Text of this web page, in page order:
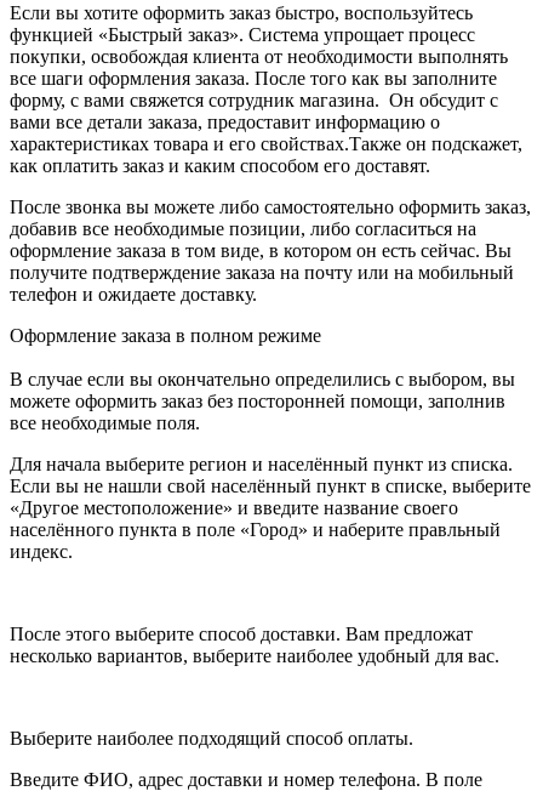
Если вы хотите оформить заказ быстро, воспользуйтесь
функцией «Быстрый заказ». Система упрощает процесс
покупки, освобождая клиента от необходимости выполнять
все шаги оформления заказа. После того как вы заполните
форму, с вами свяжется сотрудник магазина. Он обсудит с
вами все детали заказа, предоставит информацию о
характеристиках товара и его свойствах.Также он подскажет,
как оплатить заказ и каким способом его доставят.
После звонка вы можете либо самостоятельно оформить заказ,
добавив все необходимые позиции, либо согласиться на
оформление заказа в том виде, в котором он есть сейчас. Вы
получите подтверждение заказа на почту или на мобильный
телефон и ожидаете доставку.
Оформление заказа в полном режиме
В случае если вы окончательно определились с выбором, вы
можете оформить заказ без посторонней помощи, заполнив
все необходимые поля.
Для начала выберите регион и населённый пункт из списка.
Если вы не нашли свой населённый пункт в списке, выберите
«Другое местоположение» и введите название своего
населённого пункта в поле «Город» и наберите правльный
индекс.
После этого выберите способ доставки. Вам предложат
несколько вариантов, выберите наиболее удобный для вас.
Выберите наиболее подходящий способ оплаты.
Введите ФИО, адрес доставки и номер телефона. В поле